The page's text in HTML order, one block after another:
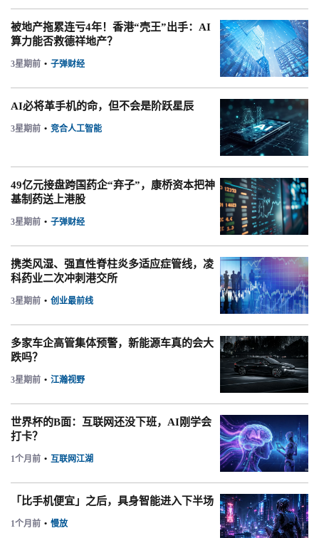
被地产拖累连亏4年！香港“壳王”出手：AI
算力能否救德祥地产？
3星期前 • 子弹财经
AI必将革手机的命，但不会是阶跃星辰
3星期前 • 竞合人工智能
49亿元接盘跨国药企“弃子”，康桥资本把神
基制药送上港股
3星期前 • 子弹财经
携类风湿、强直性脊柱炎多适应症管线，凌
科药业二次冲刺港交所
3星期前 • 创业最前线
多家车企高管集体预警，新能源车真的会大
跌吗？
3星期前 • 江瀚视野
世界杯的B面：互联网还没下班，AI刚学会
打卡？
1个月前 • 互联网江湖
「比手机便宜」之后，具身智能进入下半场
1个月前 • 慢放